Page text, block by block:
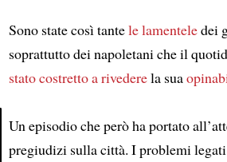
Article
Sono state così tantele lamenteledei
soprattutto dei napoletani che il
stato costretto a rivederela sua
Un episodio che però ha portato
pregiudizi sulla città. I problemi